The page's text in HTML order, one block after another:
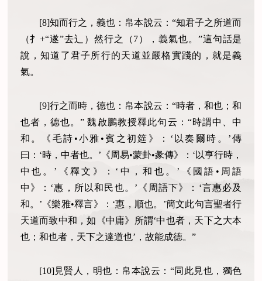
[8]知而行之，義也：帛本說云：“知君子之所道而
（扌+“遂”去辶）然行之（7），義氣也。”這句話是
說，知道了君子所行的天道並嚴格實踐的，就是義
氣。
[9]行之而時，德也：帛本說云：“時者，和也；和
也者，德也。” 魏啟鵬教授釋此句云：“時謂中、中
和。《毛詩•小雅•賓之初筵》：‘以奏爾時。’傳
曰：‘時，中者也。’《周易•蒙卦•彖傳》：‘以亨行時，
中也。’《釋文》：‘中，和也。’《國語•周語
中》：‘惠，所以和民也。’《周語下》：‘言惠必及
和。’《樂雅•釋言》：‘惠，順也。’簡文此句言聖者行
天道而致中和，如《中庸》所謂‘中也者，天下之大本
也；和也者，天下之達道也’，故能成德。”
[10]見賢人，明也：帛本說云：“同此見也，獨色